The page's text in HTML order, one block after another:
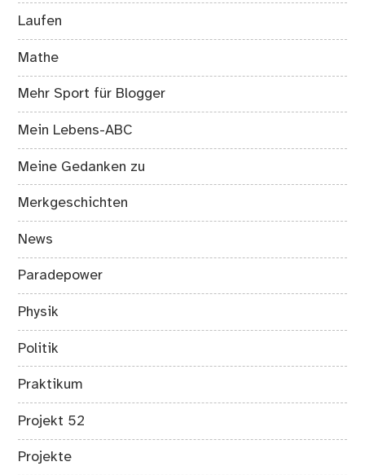
Laufen
Mathe
Mehr Sport für Blogger
Mein Lebens-ABC
Meine Gedanken zu
Merkgeschichten
News
Paradepower
Physik
Politik
Praktikum
Projekt 52
Projekte